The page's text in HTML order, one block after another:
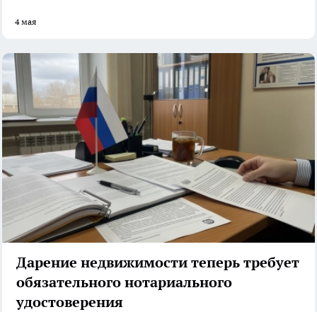
4 мая
Дарение недвижимости теперь требует
обязательного нотариального
удостоверения